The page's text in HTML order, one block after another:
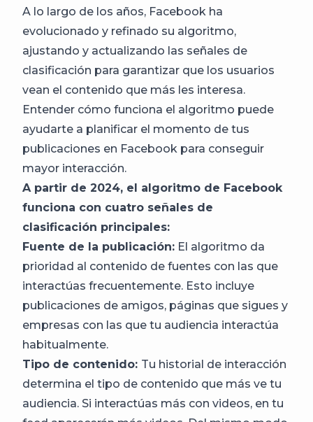
A lo largo de los años, Facebook ha
evolucionado y refinado su algoritmo,
ajustando y actualizando las señales de
clasificación para garantizar que los usuarios
vean el contenido que más les interesa.
Entender cómo funciona el algoritmo puede
ayudarte a planificar el momento de tus
publicaciones en Facebook para conseguir
mayor interacción.
A partir de 2024, el algoritmo de Facebook
funciona con cuatro señales de
clasificación principales:
Fuente de la publicación: El algoritmo da
prioridad al contenido de fuentes con las que
interactúas frecuentemente. Esto incluye
publicaciones de amigos, páginas que sigues y
empresas con las que tu audiencia interactúa
habitualmente.
Tipo de contenido: Tu historial de interacción
determina el tipo de contenido que más ve tu
audiencia. Si interactúas más con videos, en tu